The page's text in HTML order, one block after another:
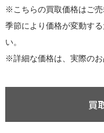
※こちらの買取価格はご
季節により価格が変動す
い。
※詳細な価格は、実際のお
買